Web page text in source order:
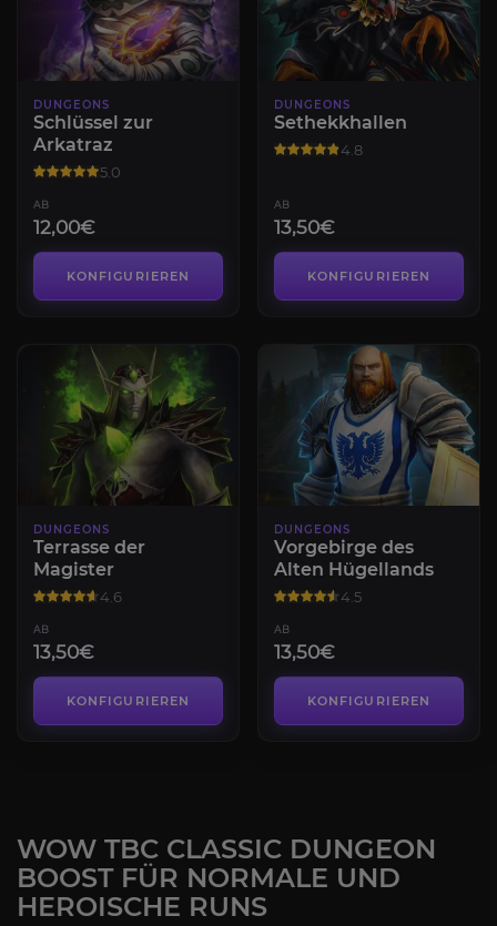
DUNGEONS
Schlüssel zur
Arkatraz
5.0
AB
12,00€
KONFIGURIEREN
DUNGEONS
Sethekkhallen
4.8
AB
13,50€
KONFIGURIEREN
DUNGEONS
Terrasse der
Magister
4.6
AB
13,50€
KONFIGURIEREN
DUNGEONS
Vorgebirge des
Alten Hügellands
4.5
AB
13,50€
KONFIGURIEREN
WOW TBC CLASSIC DUNGEON
BOOST FÜR NORMALE UND
HEROISCHE RUNS